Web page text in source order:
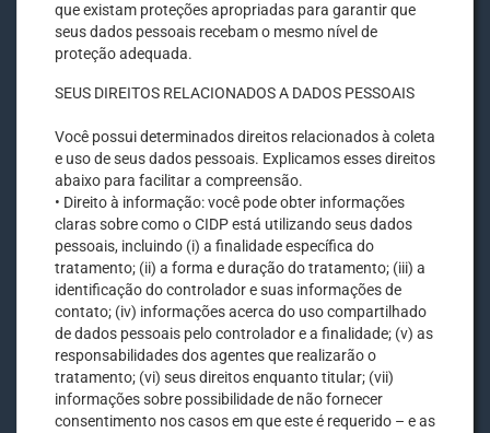
que existam proteções apropriadas para garantir que
seus dados pessoais recebam o mesmo nível de
proteção adequada.
SEUS DIREITOS RELACIONADOS A DADOS PESSOAIS
Você possui determinados direitos relacionados à coleta
e uso de seus dados pessoais. Explicamos esses direitos
abaixo para facilitar a compreensão.
• Direito à informação: você pode obter informações
claras sobre como o CIDP está utilizando seus dados
pessoais, incluindo (i) a finalidade específica do
tratamento; (ii) a forma e duração do tratamento; (iii) a
identificação do controlador e suas informações de
contato; (iv) informações acerca do uso compartilhado
de dados pessoais pelo controlador e a finalidade; (v) as
responsabilidades dos agentes que realizarão o
tratamento; (vi) seus direitos enquanto titular; (vii)
informações sobre possibilidade de não fornecer
consentimento nos casos em que este é requerido – e as